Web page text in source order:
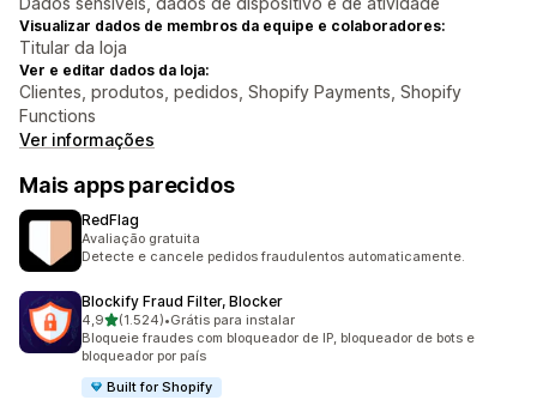
Visualizar dados de membros da equipe e colaboradores:
Titular da loja
Ver e editar dados da loja:
Clientes, produtos, pedidos, Shopify Payments, Shopify
Functions
Ver informações
Mais apps parecidos
RedFlag
Avaliação gratuita
Detecte e cancele pedidos fraudulentos automaticamente.
Blockify Fraud Filter, Blocker
4,9de 5 estrelas
(1.524)
1524 avaliações ao todo
•Grátis para instalar
Bloqueie fraudes com bloqueador de IP, bloqueador de bots e
bloqueador por país
Built for Shopify